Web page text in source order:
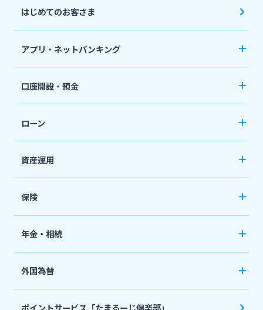
はじめてのお客さま
アプリ・ネットバンキング
個人向けネットバンキングサービス「いっちゃ
ねっと」
口座開設・預金
普通預金など
定期預金
ローン
おまとめローン
「おまとめ1（ワン）」
住宅ローン
フリーローン
マイカーローン
資産運用
国債
保険
ネット定期保険
ネット医療保険
死亡保険（生命保険）
年金・相続
国民年金基金
外国為替